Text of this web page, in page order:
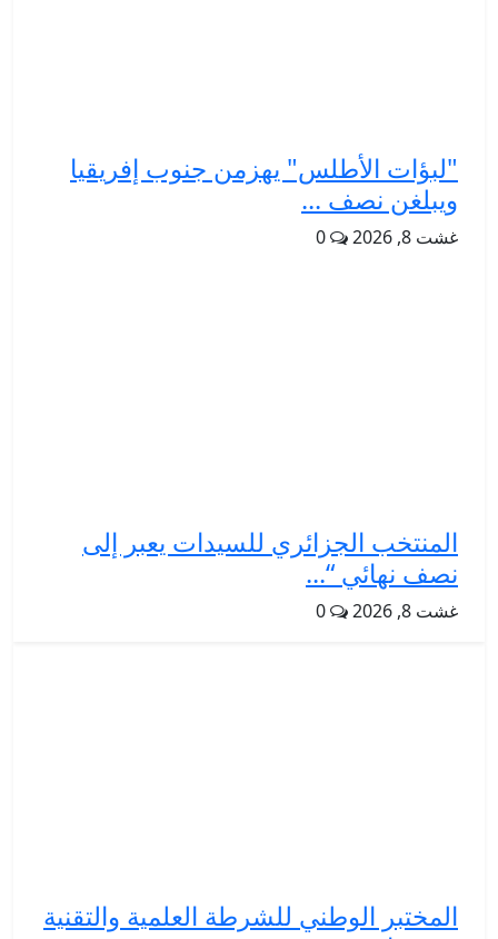
"لبؤات الأطلس" يهزمن جنوب إفريقيا
ويبلغن نصف ...
غشت 8, 2026 0
المنتخب الجزائري للسيدات يعبر إلى
نصف نهائي “...
غشت 8, 2026 0
المختبر الوطني للشرطة العلمية والتقنية